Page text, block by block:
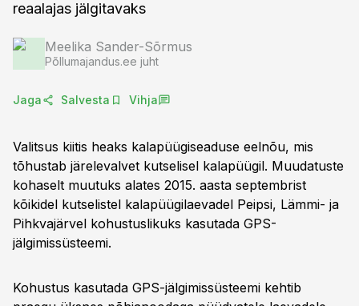
reaalajas jälgitavaks
Meelika Sander-Sõrmus
Põllumajandus.ee juht
Jaga Salvesta Vihja
Valitsus kiitis heaks kalapüügiseaduse eelnõu, mis
tõhustab järelevalvet kutselisel kalapüügil. Muudatuste
kohaselt muutuks alates 2015. aasta septembrist
kõikidel kutselistel kalapüügilaevadel Peipsi, Lämmi- ja
Pihkvajärvel kohustuslikuks kasutada GPS-
jälgimissüsteemi.
Kohustus kasutada GPS-jälgimissüsteemi kehtib